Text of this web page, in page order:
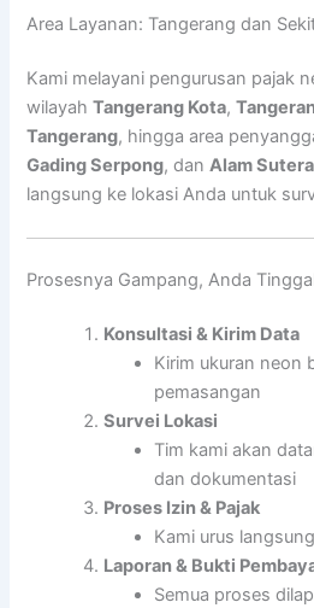
Area Layanan: Tangerang dan
Kami melayani pengurusan pajak
wilayahTangerang Kota,
Tangerang, hingga area
Gading Serpong, danAlam Sutera
langsung ke lokasi Anda untuk
Prosesnya Gampang, Anda
Konsultasi & Kirim Data
Kirim ukuran neon
pemasangan
Survei Lokasi
Tim kami akan
dan dokumentasi
Proses Izin & Pajak
Kami urus
Laporan & Bukti
Semua proses